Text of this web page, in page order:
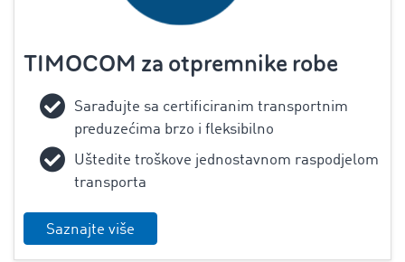
TIMOCOM za otpremnike robe
‌Sarađujte sa certificiranim transportnim
preduzećima brzo i fleksibilno
Uštedite troškove jednostavnom raspodjelom
transporta
Saznajte više